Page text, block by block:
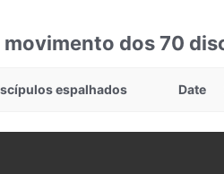
movimento dos 70
espalhados Date